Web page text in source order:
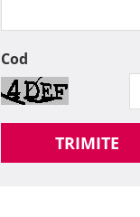
Cod
TRIMITE